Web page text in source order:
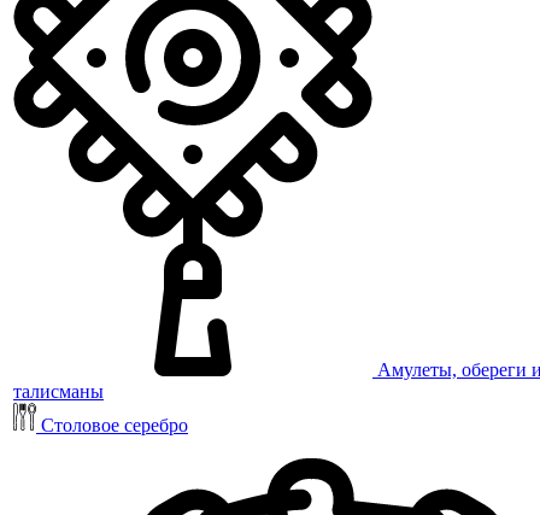
Амулеты, обереги
талисманы
Столовое серебро